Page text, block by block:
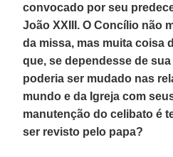
convocado por seu
João XXIII. O Concílio não
da missa, mas muita coisa
que, se dependesse de
poderia ser mudado nas
mundo e da Igreja com
manutenção do celibato é
ser revisto pelo papa?